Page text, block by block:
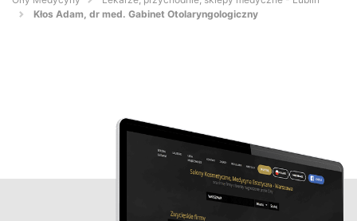
Kłos Adam, dr med. Gabinet Otolaryngologiczny